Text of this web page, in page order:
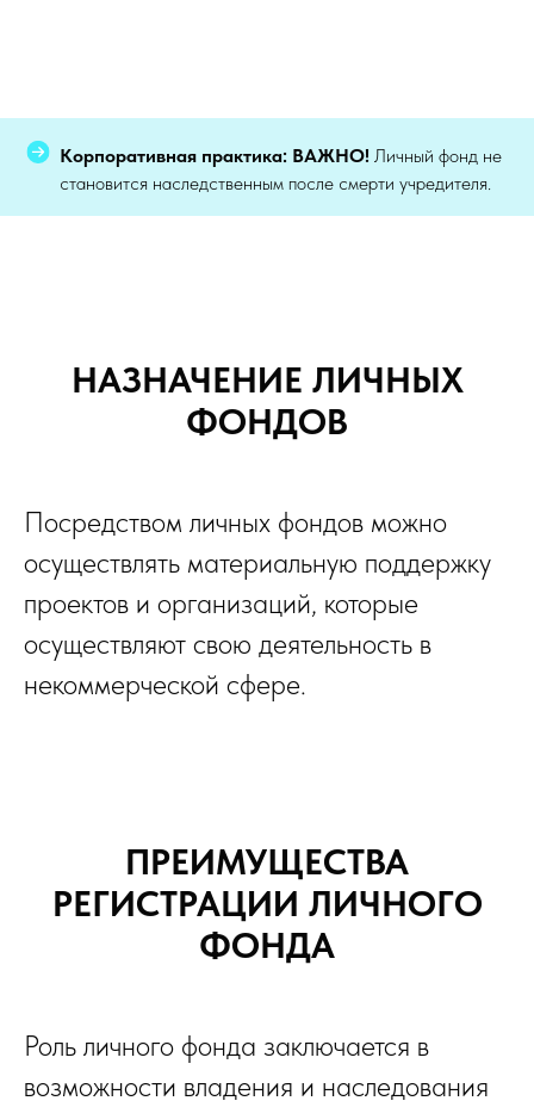
Корпоративная практика: ВАЖНО! Личный фонд не
становится наследственным после смерти учредителя.
НАЗНАЧЕНИЕ ЛИЧНЫХ
ФОНДОВ
Посредством личных фондов можно
осуществлять материальную поддержку
проектов и организаций, которые
осуществляют свою деятельность в
некоммерческой сфере.
ПРЕИМУЩЕСТВА
РЕГИСТРАЦИИ ЛИЧНОГО
ФОНДА
Роль личного фонда заключается в
возможности владения и наследования